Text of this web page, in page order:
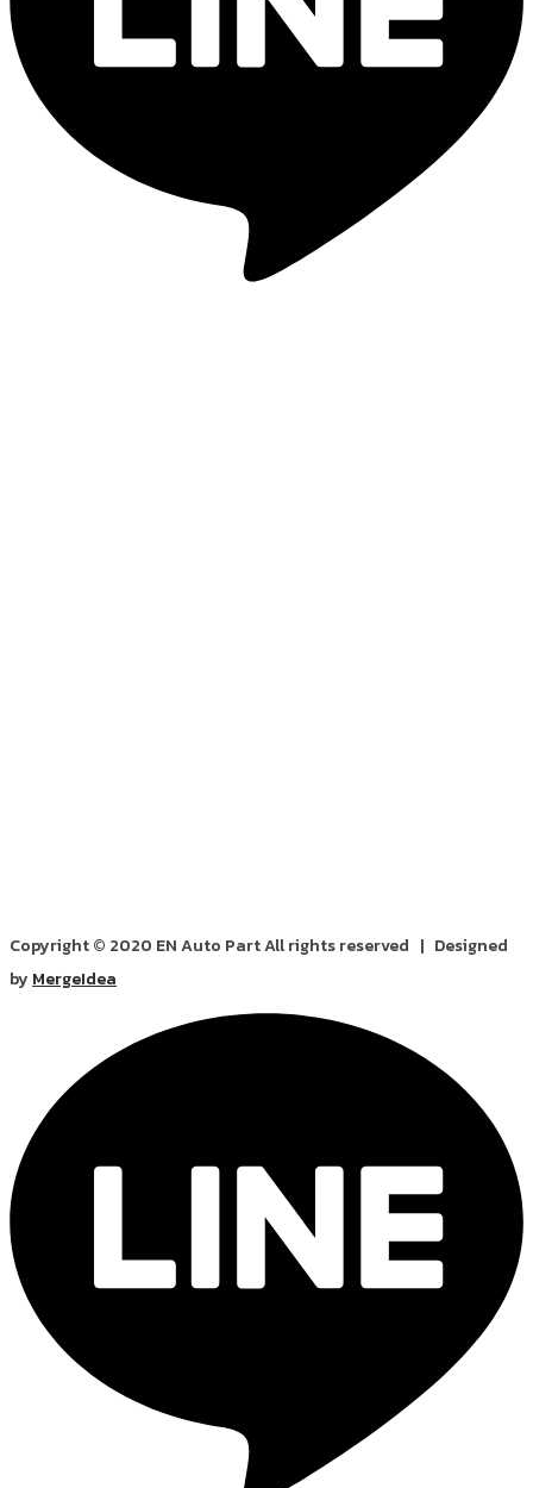
Copyright © 2020 EN Auto Part All rights reserved | Designed
by MergeIdea